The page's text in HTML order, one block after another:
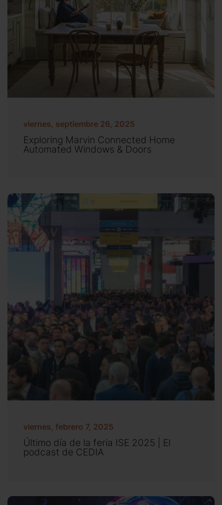
viernes, septiembre 26, 2025
Exploring Marvin Connected Home
Automated Windows & Doors
viernes, febrero 7, 2025
Último día de la feria ISE 2025 | El
podcast de CEDIA